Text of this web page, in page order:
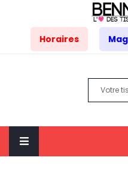
Horaires